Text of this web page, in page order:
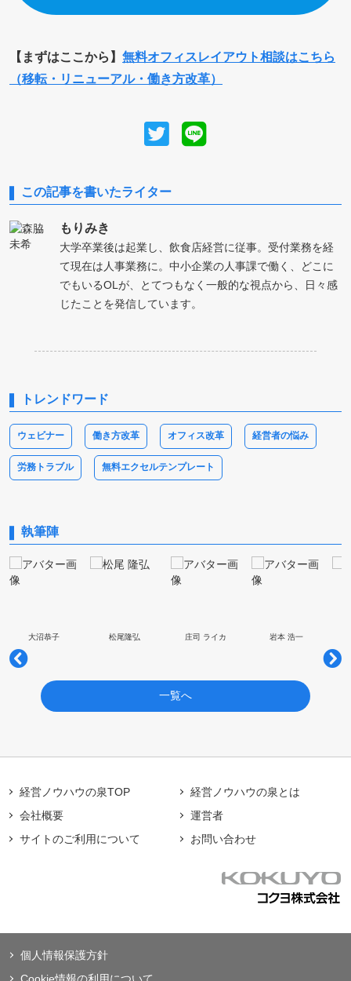
【まずはここから】 無料オフィスレイアウト相談はこちら
（移転・リニューアル・働き方改革）
この記事を書いたライター
もりみき
大学卒業後は起業し、飲食店経営に従事。受付業務を経
て現在は人事業務に。中小企業の人事課で働く、どこに
でもいるOLが、とてつもなく一般的な視点から、日々感
じたことを発信しています。
トレンドワード
ウェビナー 働き方改革 オフィス改革 経営者の悩み
労務トラブル 無料エクセルテンプレート
執筆陣
大沼恭子 松尾隆弘 庄司 ライカ 岩本 浩一
一覧へ
経営ノウハウの泉TOP
経営ノウハウの泉とは
会社概要
運営者
サイトのご利用について
お問い合わせ
個人情報保護方針